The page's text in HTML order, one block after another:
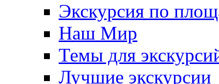
Экскурсия по
Наш Мир
Темы для
Лучшие экскурсии